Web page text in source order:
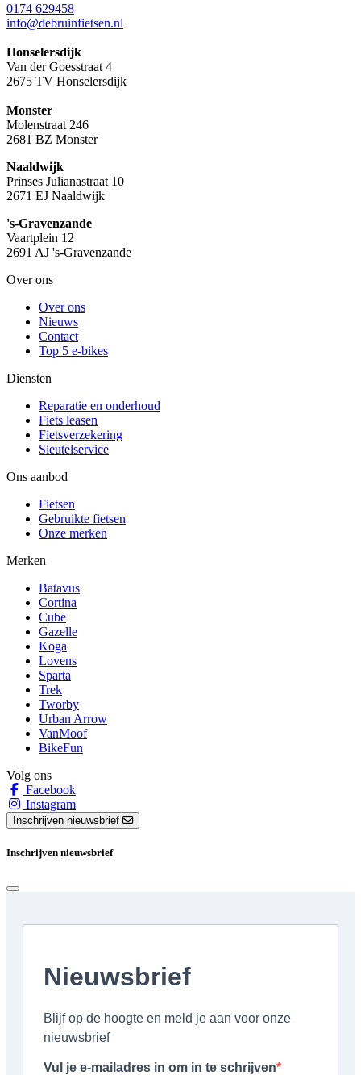
0174 629458
info@debruinfietsen.nl
Honselersdijk
Van der Goesstraat 4
2675 TV Honselersdijk
Monster
Molenstraat 246
2681 BZ Monster
Naaldwijk
Prinses Julianastraat 10
2671 EJ Naaldwijk
's-Gravenzande
Vaartplein 12
2691 AJ 's-Gravenzande
Over ons
Over ons
Nieuws
Contact
Top 5 e-bikes
Diensten
Reparatie en onderhoud
Fiets leasen
Fietsverzekering
Sleutelservice
Ons aanbod
Fietsen
Gebruikte fietsen
Onze merken
Merken
Batavus
Cortina
Cube
Gazelle
Koga
Lovens
Sparta
Trek
Tworby
Urban Arrow
VanMoof
BikeFun
Volg ons
Facebook
Instagram
Inschrijven nieuwsbrief
Inschrijven nieuwsbrief